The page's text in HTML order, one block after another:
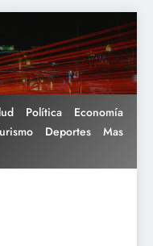
Política
Economía
Deportes Mas